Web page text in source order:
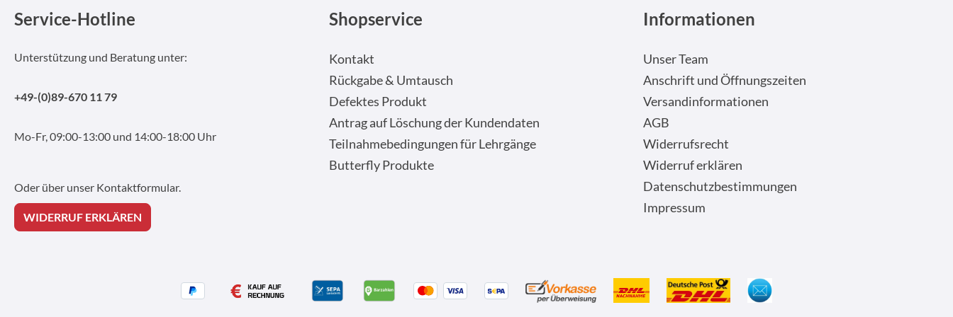
Service-Hotline
Unterstützung und Beratung unter:
+49-(0)89-670 11 79
Mo-Fr, 09:00-13:00 und 14:00-18:00 Uhr
Oder über unser Kontaktformular.
WIDERRUF ERKLÄREN
Shopservice
Kontakt
Rückgabe & Umtausch
Defektes Produkt
Antrag auf Löschung der Kundendaten
Teilnahmebedingungen für Lehrgänge
Butterfly Produkte
Informationen
Unser Team
Anschrift und Öffnungszeiten
Versandinformationen
AGB
Widerrufsrecht
Widerruf erklären
Datenschutzbestimmungen
Impressum